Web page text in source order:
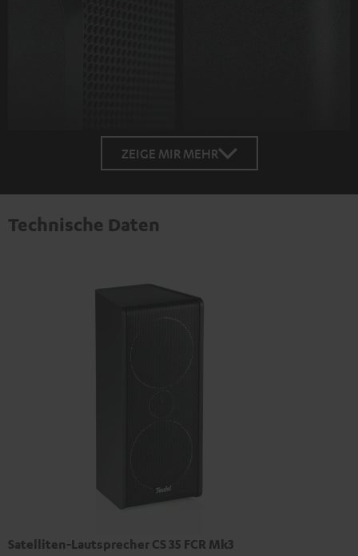
ZEIGE MIR MEHR
Technische Daten
Satelliten-Lautsprecher CS 35 FCR Mk3